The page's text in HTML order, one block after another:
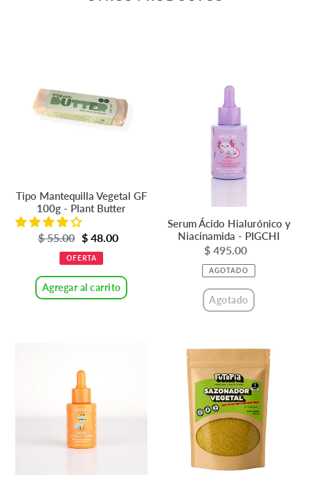
100g
Tipo Mantequilla Vegetal GF
100g - Plant Butter
PrecioPrecio
habitual
$ 55.00 $ 48.00
OFERTA
Agregar al carrito
Serum Ácido Hialurónico y
Niacinamida - PIGCHI
Precio
habitual
$ 495.00
AGOTADO
Agotado
Sazonador
Vegetal
350G-
Futopia